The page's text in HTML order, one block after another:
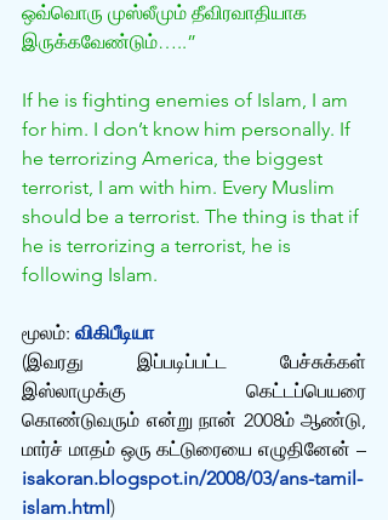
ஒவ்வொரு முஸ்லீமும் தீவிரவாதியாக
இருக்கவேண்டும்…..”
If he is fighting enemies of Islam, I am
for him. I don’t know him personally. If
he terrorizing America, the biggest
terrorist, I am with him. Every Muslim
should be a terrorist. The thing is that if
he is terrorizing a terrorist, he is
following Islam.
மூலம்: விகிபீடியா
(இவரது இப்படிப்பட்ட பேச்சுக்கள்
இஸ்லாமுக்கு கெட்டப்பெயரை
கொண்டுவரும் என்று நான் 2008ம் ஆண்டு,
மார்ச் மாதம் ஒரு கட்டுரையை எழுதினேன் –
isakoran.blogspot.in/2008/03/ans-tamil-
islam.html)